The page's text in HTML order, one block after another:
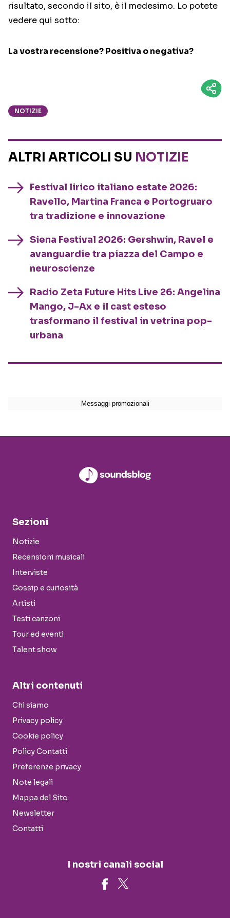
risultato, secondo il sito, è il medesimo. Lo potete
vedere qui sotto:
La vostra recensione? Positiva o negativa?
NOTIZIE
ALTRI ARTICOLI SU NOTIZIE
Festival lirico italiano estate 2026:
Ravello, Martina Franca e Portogruaro
tra tradizione e innovazione
Siena Festival 2026: Gershwin, Ravel e
avanguardie tra piazza del Campo e
neuroscienze
Radio Zeta Future Hits Live 26: Angelina
Mango, J-Ax e il cast esteso
trasformano il festival in vetrina pop-
urbana
Sezioni
Notizie
Recensioni musicali
Interviste
Gossip e curiosità
Artisti
Testi canzoni
Tour ed eventi
Talent show
Altri contenuti
Chi siamo
Privacy policy
Cookie policy
Policy Contatti
Preferenze privacy
Note legali
Mappa del Sito
Newsletter
Contatti
I nostri canali social